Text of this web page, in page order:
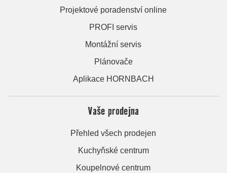
Projektové poradenství online
PROFI servis
Montážní servis
Plánovače
Aplikace HORNBACH
Vaše prodejna
Přehled všech prodejen
Kuchyňské centrum
Koupelnové centrum